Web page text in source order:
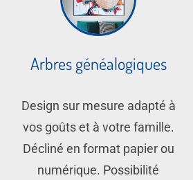
Arbres généalogiques
Design sur mesure adapté à
vos goûts et à votre famille.
Décliné en format papier ou
numérique. Possibilité